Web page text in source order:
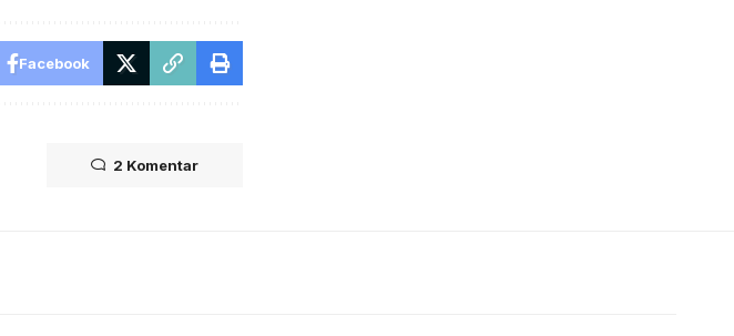
Facebook
2 Komentar